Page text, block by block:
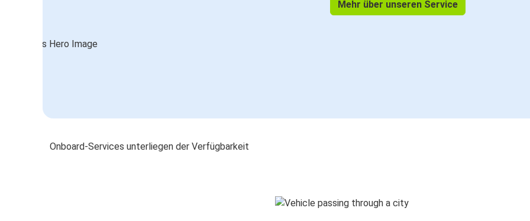
Mehr über unseren Service
Onboard-Services unterliegen der Verfügbarkeit